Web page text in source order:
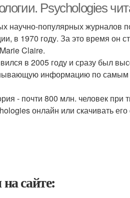
Psychologies
научно-популярных журналов
в 1970 году. За это время он
Claire.
в 2005 году и сразу был
информацию по
- почти 800 млн. человек при
онлайн или скачивать
сайте: